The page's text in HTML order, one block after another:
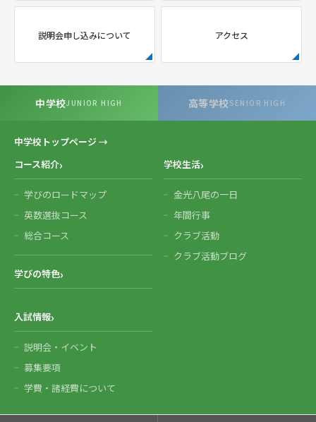
説明会申し込みについて アクセス
中学校JUNIOR HIGH 高等学校SENIOR HIGH
中学校トップページ →
コース紹介
学びのロードマップ
英数選抜コース
総合コース
学びの特色
学校生活
金光八尾の一日
年間行事
クラブ活動
クラブ活動ブログ
入試情報
説明会・イベント
募集要項
学費・諸経費について